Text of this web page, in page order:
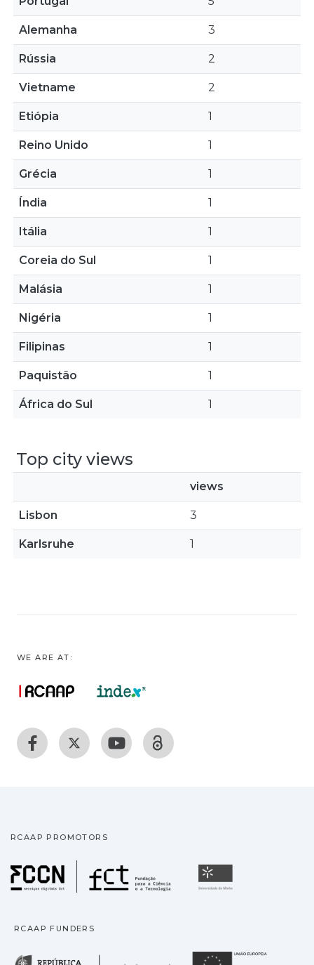
Alemanha 3
Rússia 2
Vietname 2
Etiópia 1
Reino Unido 1
Grécia 1
Índia 1
Itália 1
Coreia do Sul 1
Malásia 1
Nigéria 1
Filipinas 1
Paquistão 1
África do Sul 1
Top city views
views
Lisbon 3
Karlsruhe 1
WE ARE AT:
RCAAP PROMOTORS
Fundação para a
RCAAP FUNDERS
República Portuguesa